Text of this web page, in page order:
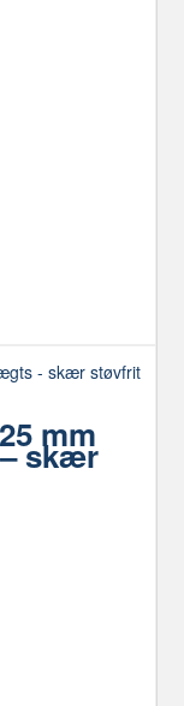
mm
skær